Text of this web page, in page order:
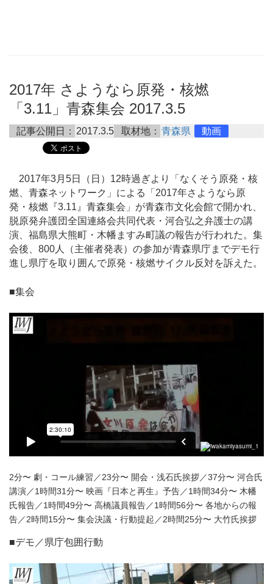
2017年 さようなら原発・核燃
「3.11」青森集会 2017.3.5
記事公開日： 2017.3.5 取材地： 青森県 動画
2017年3月5日（日）12時過ぎより「なくそう原発・核
燃、青森ネットワーク」による「2017年さようなら原
発・核燃『3.11』青森集会」が青森市文化会館で開かれ、
脱原発弁護団全国連絡会共同代表・河合弘之弁護士の講
演、福島県大熊町・木幡ますみ町議の報告が行われた。集
会後、800人（主催者発表）の参加が青森県庁までデモ行
進し県庁を取り囲んで原発・核燃サイクル反対を訴えた。
■集会
2分〜 劇・コール練習／23分〜 開会・浅石氏挨拶／37分〜 河合氏
講演／1時間31分〜 映画『日本と再生』予告／1時間34分〜 木幡
氏報告／1時間49分〜 高橋議員報告／1時間56分〜 各地からの報
告／2時間15分〜 集会決議・行動提起／2時間25分〜 大竹氏挨拶
■デモ／県庁包囲行動